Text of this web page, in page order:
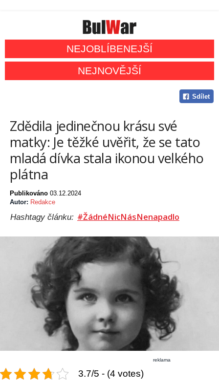
NEJOBLÍBENEJŠÍ
NEJNOVĚJŠÍ
Sdílet
Zdědila jedinečnou krásu své
matky: Je těžké uvěřit, že se tato
mladá dívka stala ikonou velkého
plátna
Publikováno 03.12.2024
Autor: Redakce
Hashtagy článku: #ŽádnéNicNásNenapadlo
reklama
3.7/5 - (4 votes)